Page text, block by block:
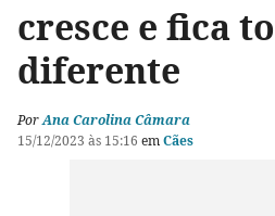
cresce e fica
diferente
PorAna Carolina Câmara
15/12/2023 às 15:16 emCães